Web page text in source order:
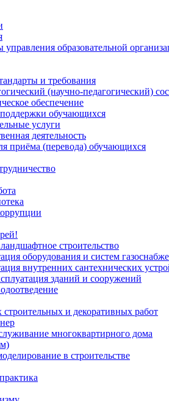
образовательной
и требования
(научно-педагогический)
обеспечение
обучающихся
услуги
деятельность
приёма (перевода) обучающихся
строительство
оборудования и систем
внутренних сантехнических
зданий и сооружений
и декоративных работ
многоквартирного дома
в строительстве